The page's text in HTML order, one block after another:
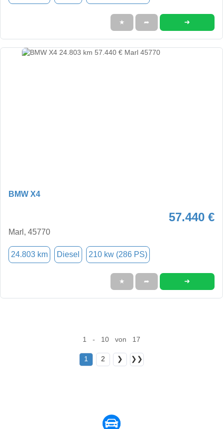
★ ➦ ➜
BMW X4
57.440 €
Marl, 45770
24.803 km Diesel 210 kw (286 PS)
★ ➦ ➜
1 - 10 von 17
1 2 ❯ ❯❯